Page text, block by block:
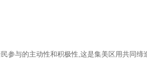
参与的主动性和积极性,这是集美区用共同缔